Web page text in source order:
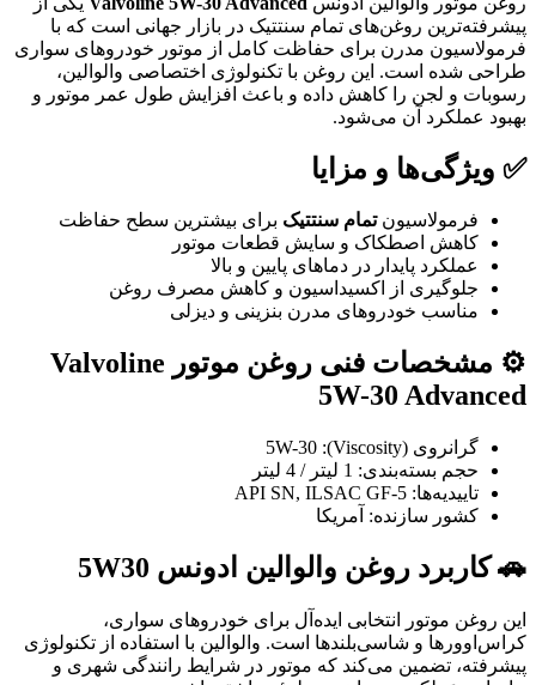
پیشرفته‌ترین روغن‌های تمام سنتتیک در بازار جهانی است که با
فرمولاسیون مدرن برای حفاظت کامل از موتور خودروهای سواری
طراحی شده است. این روغن با تکنولوژی اختصاصی والوالین،
رسوبات و لجن را کاهش داده و باعث افزایش طول عمر موتور و
بهبود عملکرد آن می‌شود.
✅ ویژگی‌ها و مزایا
فرمولاسیونتمام سنتتیک برای بیشترین سطح حفاظت
کاهش اصطکاک و سایش قطعات موتور
عملکرد پایدار در دماهای پایین و بالا
جلوگیری از اکسیداسیون و کاهش مصرف روغن
مناسب خودروهای مدرن بنزینی و دیزلی
⚙️ مشخصات فنی روغن موتور Valvoline
5W-30 Advanced
گرانروی (Viscosity): 5W-30
حجم بسته‌بندی: 1 لیتر / 4 لیتر
تاییدیه‌ها: API SN, ILSAC GF-5
کشور سازنده: آمریکا
🚗 کاربرد روغن والوالین ادونس 5W30
این روغن موتور انتخابی ایده‌آل برای خودروهای سواری،
کراس‌اوورها و شاسی‌بلندها است. والوالین با استفاده از تکنولوژی
پیشرفته، تضمین می‌کند که موتور در شرایط رانندگی شهری و